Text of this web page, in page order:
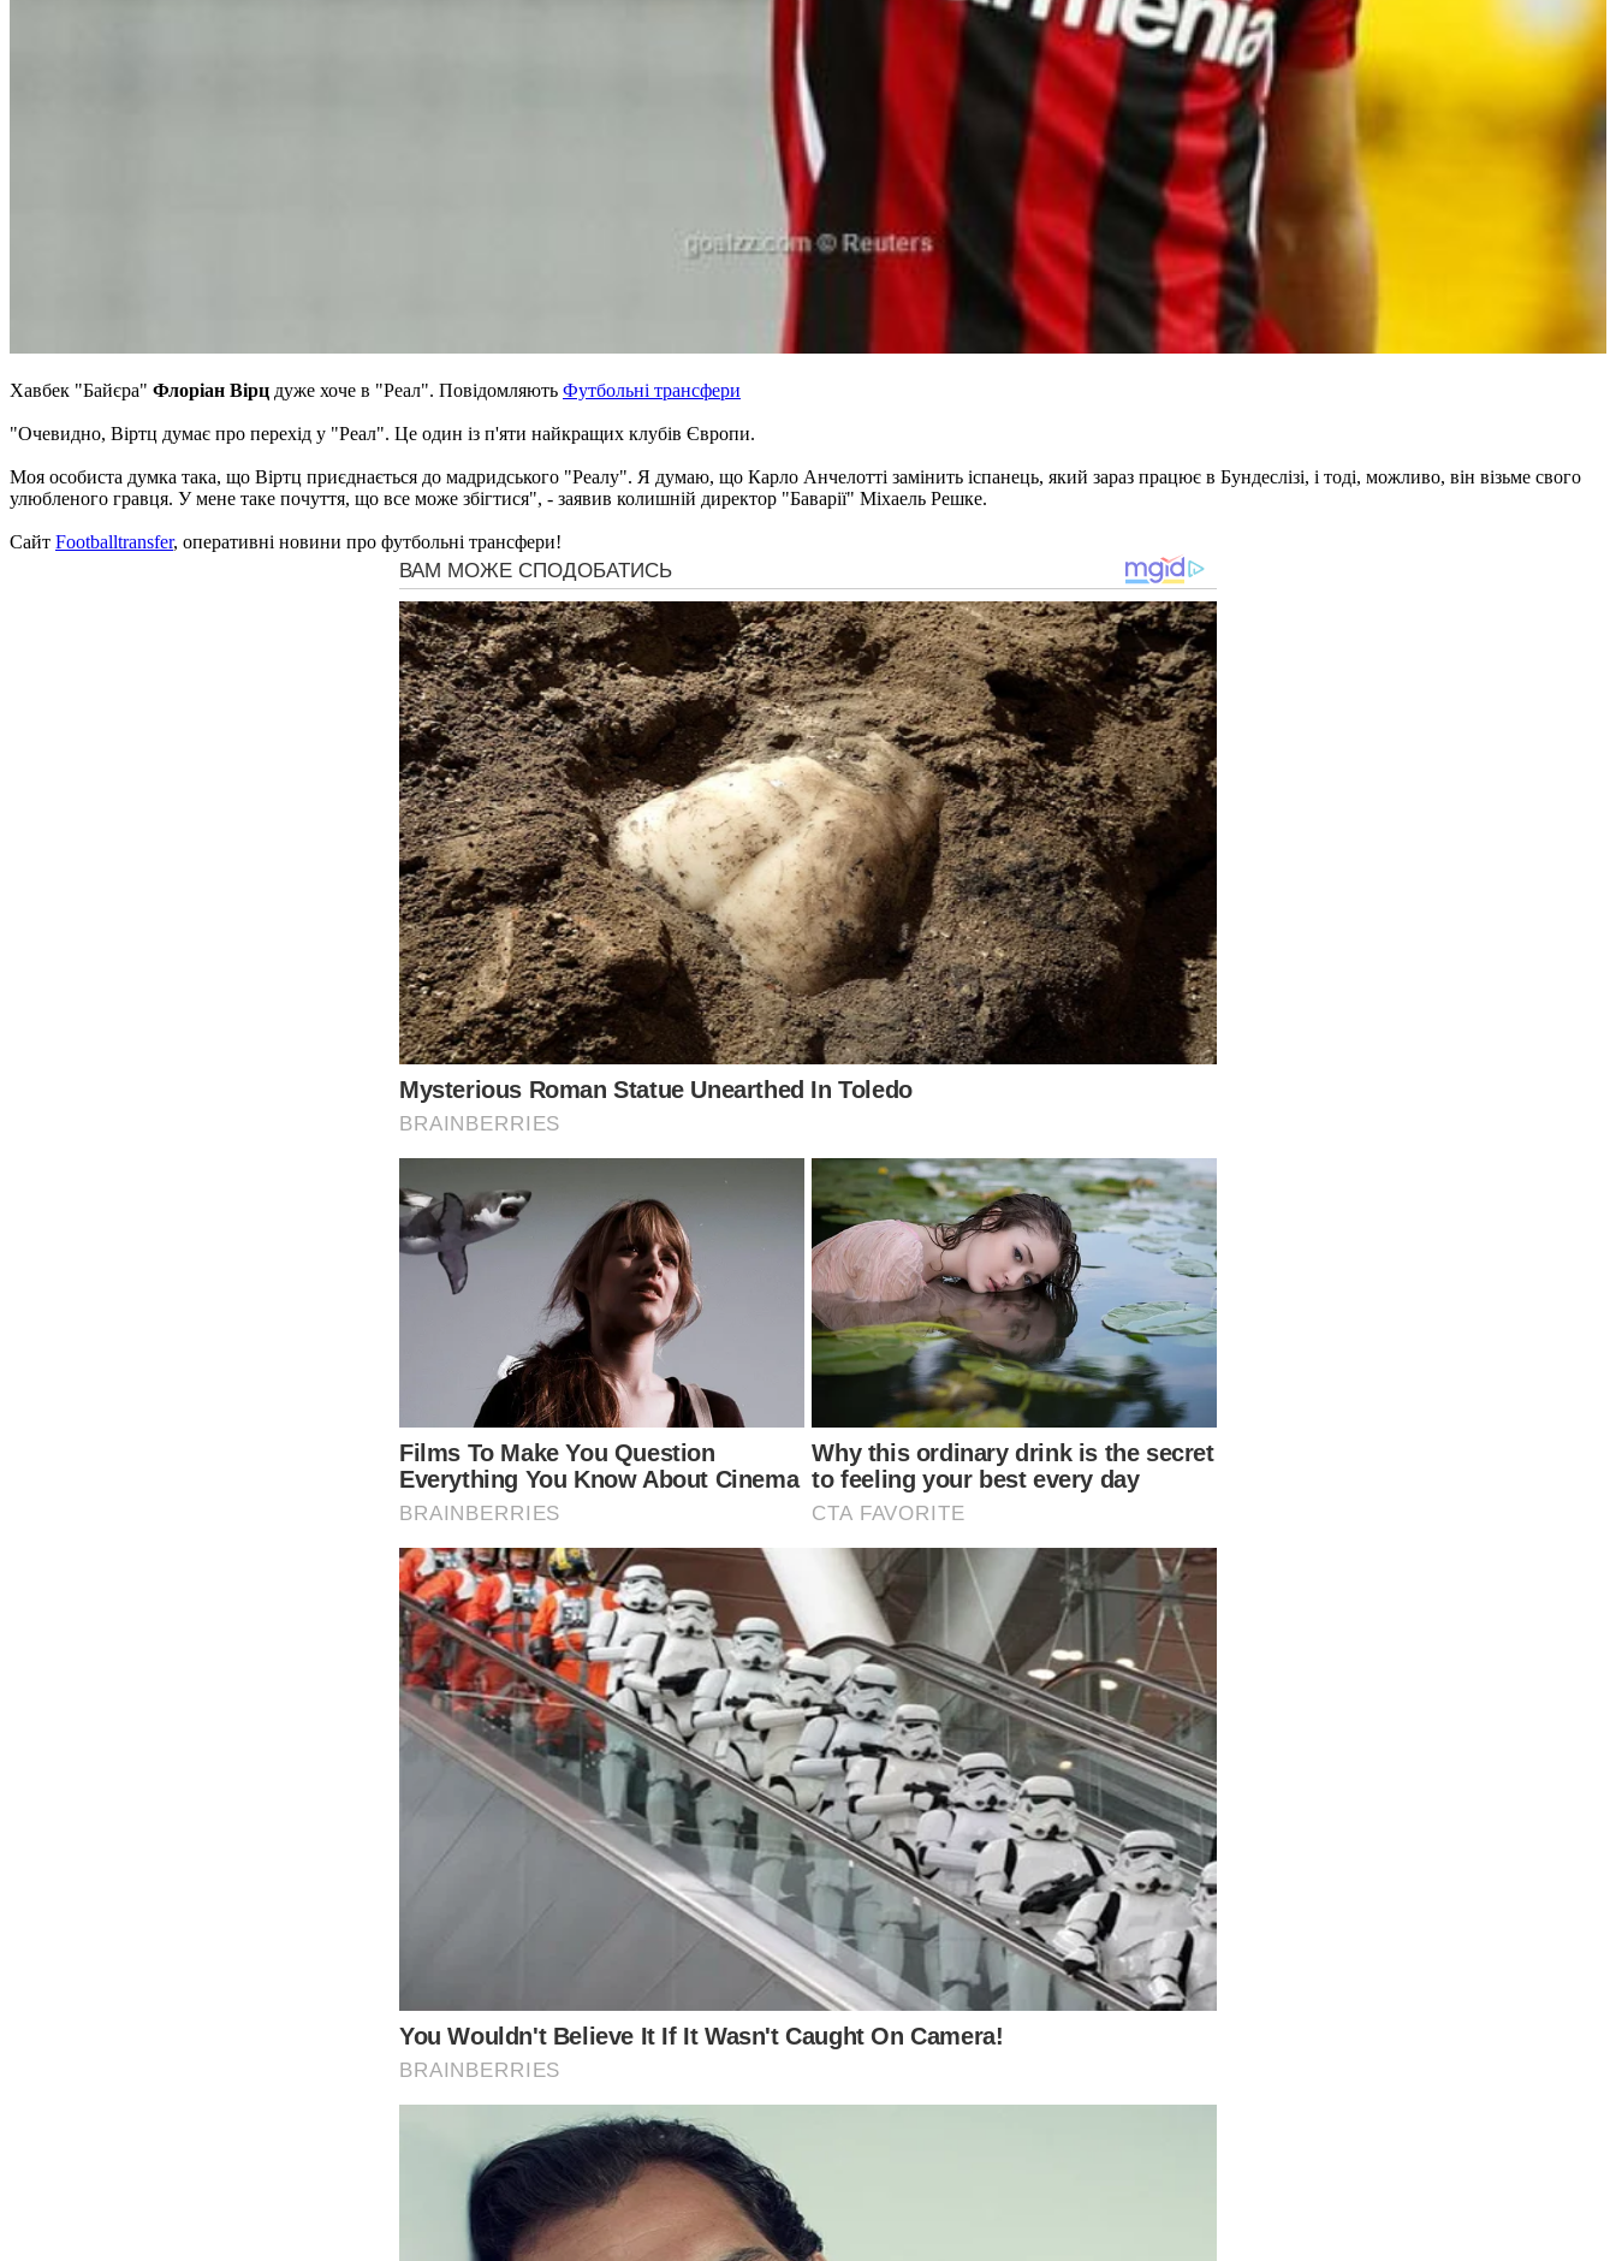
Хавбек "Байєра" Флоріан Вірц дуже хоче в "Реал". Повідомляють Футбольні трансфери
"Очевидно, Віртц думає про перехід у "Реал". Це один із п'яти найкращих клубів Європи.
Моя особиста думка така, що Віртц приєднається до мадридського "Реалу". Я думаю, що Карло Анчелотті замінить іспанець, який зараз працює в Бундеслізі, і тоді, можливо, він візьме свого
улюбленого гравця. У мене таке почуття, що все може збігтися", - заявив колишній директор "Баварії" Міхаель Решке.
Сайт Footballtransfer, оперативні новини про футбольні трансфери!